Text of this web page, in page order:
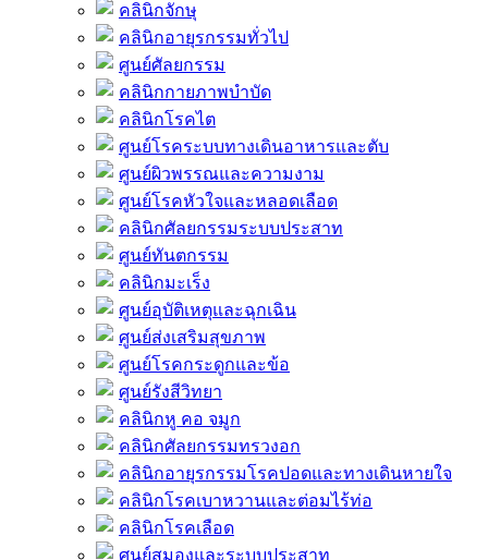
คลินิกจักษุ
คลินิกอายุรกรรมทั่วไป
ศูนย์ศัลยกรรม
คลินิกกายภาพบำบัด
คลินิกโรคไต
ศูนย์โรคระบบทางเดินอาหารและตับ
ศูนย์ผิวพรรณและความงาม
ศูนย์โรคหัวใจและหลอดเลือด
คลินิกศัลยกรรมระบบประสาท
ศูนย์ทันตกรรม
คลินิกมะเร็ง
ศูนย์อุบัติเหตุและฉุกเฉิน
ศูนย์ส่งเสริมสุขภาพ
ศูนย์โรคกระดูกและข้อ
ศูนย์รังสีวิทยา
คลินิกหู คอ จมูก
คลินิกศัลยกรรมทรวงอก
คลินิกอายุรกรรมโรคปอดและทางเดินหายใจ
คลินิกโรคเบาหวานและต่อมไร้ท่อ
คลินิกโรคเลือด
ศูนย์สมองและระบบประสาท